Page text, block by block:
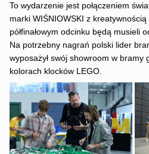
To wydarzenie jest połączeniem
marki WIŚNIOWSKI z
półfinałowym odcinku będą musieli
Na potrzebny nagrań polski lider
wyposażył swój showroom w bramy
kolorach klocków LEGO.